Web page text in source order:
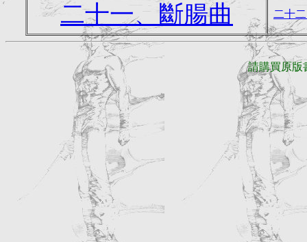
二十一、斷腸曲 二十
請購買原版